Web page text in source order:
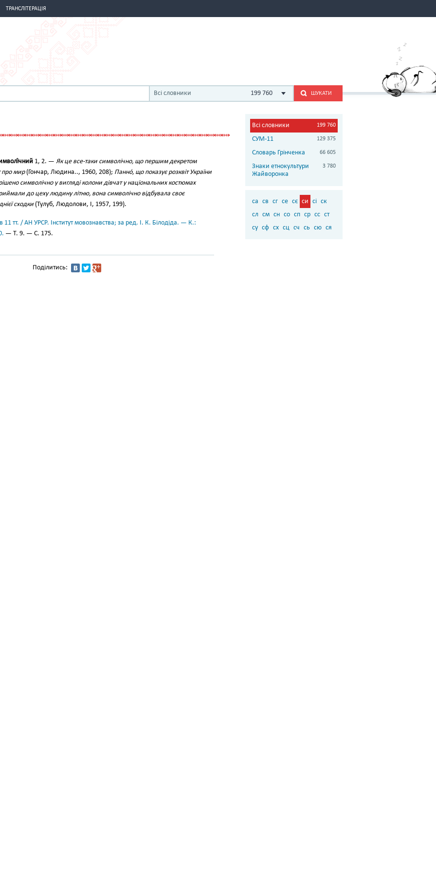
ТРАНСЛІТЕРАЦІЯ
Всі словники 199 760 ШУКАТИ
1, 2. — Як це все-таки символічно, що першим декретом
про мир(Гончар, Людина.., 1960, 208); Панно́, що показує розквіт України
символічно у вигляді колони дівчат у національних костюмах
до цеху людину літню, вона символічно відбувала своє
сходки (Тулуб, Людолови, І, 1957, 199).
11 тт. / АН УРСР. Інститут мовознавства; за ред. І. К. Білодіда. — К.:
— Т. 9. — С. 175.
Поділитись:
Всі словники 199 760
СУМ-11 129 375
Словарь Грінченка 66 605
Знаки етнокультури
Жайворонка
3 780
са св сг се сє си сі ск
сл см сн со сп ср сс ст
су сф сх сц сч сь сю ся